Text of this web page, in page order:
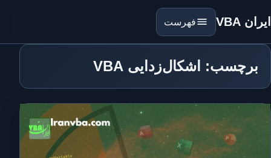
ایران VBA فهرست
برچسب: اشکال‌زدایی VBA